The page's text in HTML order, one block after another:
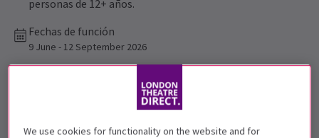
personas de 12+ años.
Fechas de función
9 June - 12 September 2026
We use cookies for functionality on the website and for